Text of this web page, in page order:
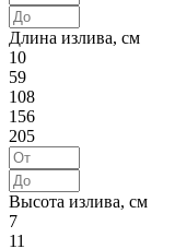
Длина излива, см
10
59
108
156
205
Высота излива, см
7
11